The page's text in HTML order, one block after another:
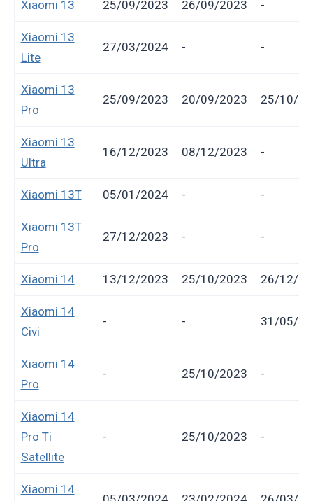
Xiaomi 13 25/09/2023 26/09/2023 -
Xiaomi 13
Lite
27/03/2024 - -
Xiaomi 13
Pro
25/09/2023 20/09/2023 25/10/
Xiaomi 13
Ultra
16/12/2023 08/12/2023 -
Xiaomi 13T 05/01/2024 - -
Xiaomi 13T
Pro
27/12/2023 - -
Xiaomi 14 13/12/2023 25/10/2023 26/12/
Xiaomi 14
Civi
- - 31/05/
Xiaomi 14
Pro
- 25/10/2023 -
Xiaomi 14
Pro Ti
Satellite
- 25/10/2023 -
Xiaomi 14